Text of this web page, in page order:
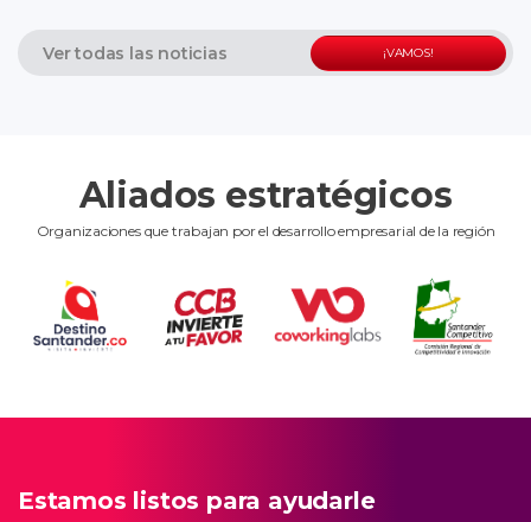
Ver todas las noticias ¡VAMOS!
Aliados estratégicos
Organizaciones que trabajan por el desarrollo empresarial de la región
Estamos listos para ayudarle